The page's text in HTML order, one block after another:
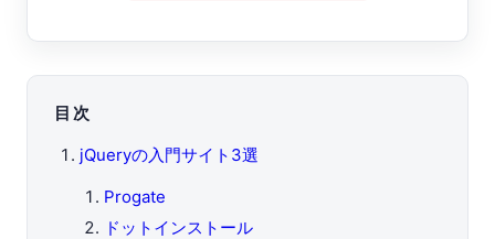
目次
jQueryの入門サイト3選
Progate
ドットインストール